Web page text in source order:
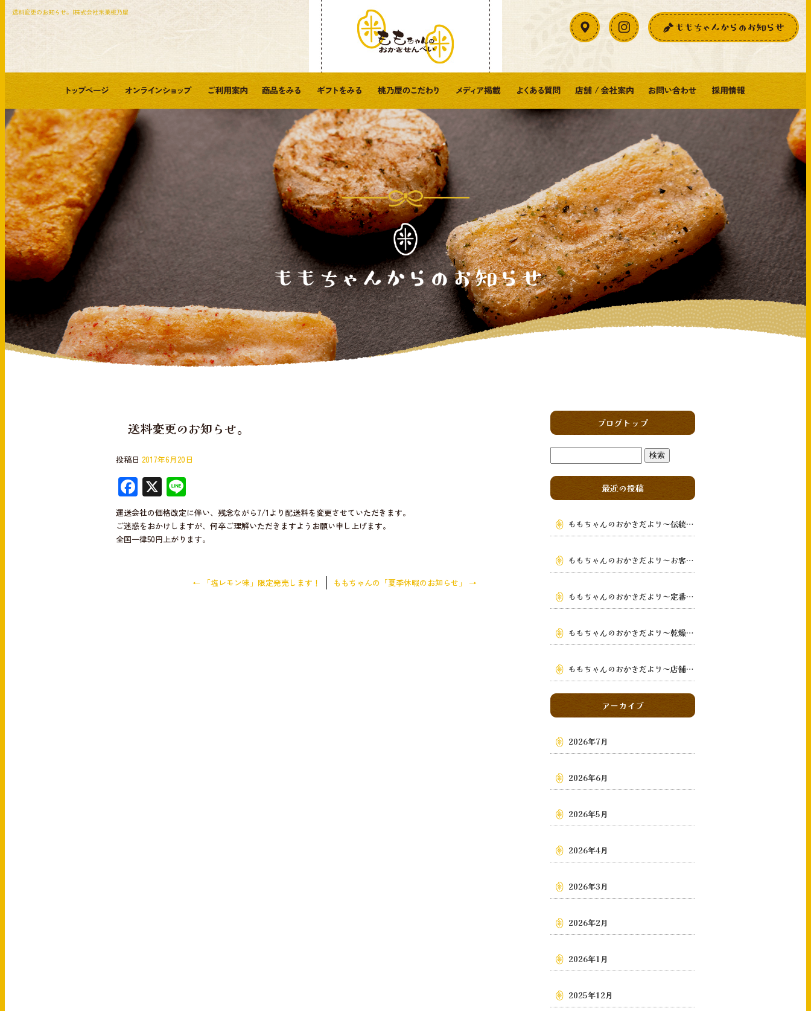
送料変更のお知らせ。|株式会社米菓桃乃屋
送料変更のお知らせ。
投稿日 2017年6月20日
F
ac
e
b
X
n
e
運送会社の価格改定に伴い、残念ながら7/1より配送料を変更させていただきます。
ご迷惑をおかけしますが、何卒ご理解いただきますようお願い申し上げます。
全国一律50円上がります。
← 「塩レモン味」限定発売します！ ももちゃんの「夏季休暇のお知らせ」 →
ブログトップ
最近の投稿
ももちゃんのおかきだより～伝統の味を次の世代へ～
ももちゃんのおかきだより～お客様の手元まで～
ももちゃんのおかきだより～定番から季節限定まで～
ももちゃんのおかきだより～乾燥・鉄板手焼き
ももちゃんのおかきだより～店舗・通販・地域～
アーカイブ
2026年7月
2026年6月
2026年5月
2026年4月
2026年3月
2026年2月
2026年1月
2025年12月